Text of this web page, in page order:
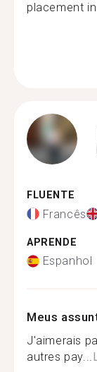
placement
FLUENTE
Francês
APRENDE
Espanhol
Meus
J'aimerais
autres pay...